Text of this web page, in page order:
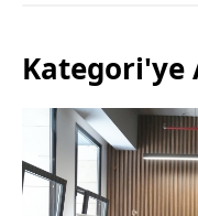
Kategori'ye